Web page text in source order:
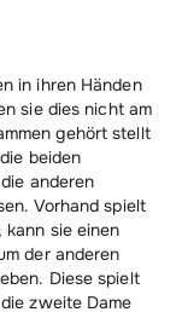
in ihren Händen
sie dies nicht am
gehört stellt
beiden
anderen
Vorhand spielt
kann sie einen
der anderen
Diese spielt
zweite Dame